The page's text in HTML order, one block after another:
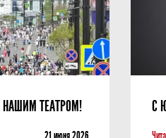
ТЕАТРОМ! С